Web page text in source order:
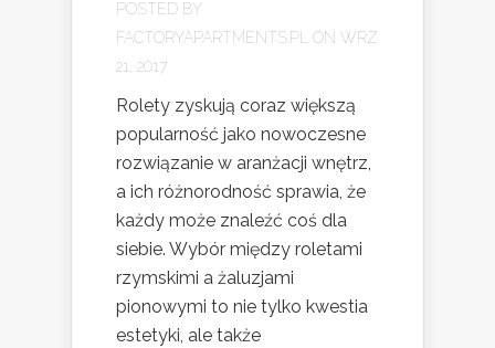
POSTED BY
FACTORYAPARTMENTS.PL ON WRZ
21, 2017
Rolety zyskują coraz większą
popularność jako nowoczesne
rozwiązanie w aranżacji wnętrz,
a ich różnorodność sprawia, że
każdy może znaleźć coś dla
siebie. Wybór między roletami
rzymskimi a żaluzjami
pionowymi to nie tylko kwestia
estetyki, ale także